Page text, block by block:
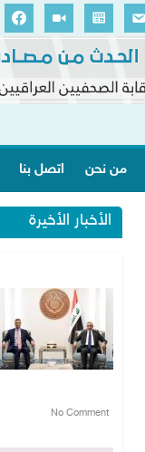
من نحن اتصل بنا
الأخبار الأخيرة
No Comment